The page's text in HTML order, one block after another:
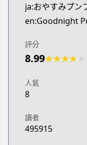
ja:おやすみプン
en:Goodnight
評分
8.99★★★★
人氣
8
讀者
495915